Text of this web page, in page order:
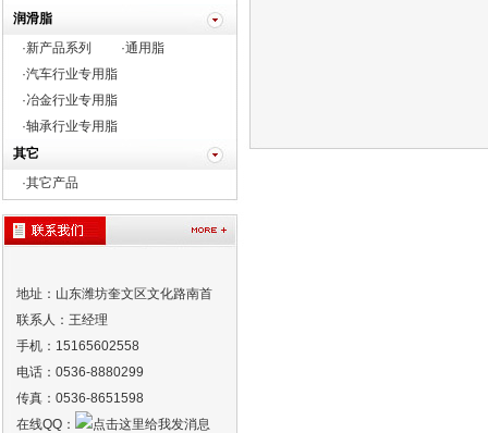
润滑脂
·新产品系列
·通用脂
·汽车行业专用脂
·冶金行业专用脂
·轴承行业专用脂
其它
·其它产品
地址：山东潍坊奎文区文化路南首
联系人：王经理
手机：15165602558
电话：0536-8880299
传真：0536-8651598
在线QQ：